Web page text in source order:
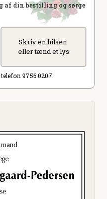
af din bestilling og sørge
Skriv en hilsen
eller tænd et lys
9756 0207.